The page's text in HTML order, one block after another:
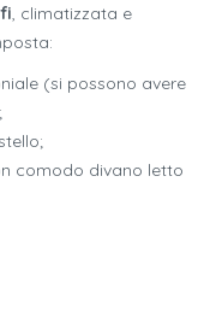
, climatizzata e
(si possono avere
comodo divano letto